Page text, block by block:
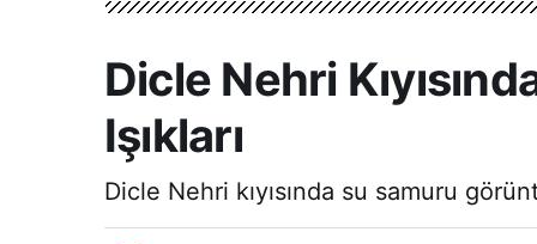
Dicle Nehri
Işıkları
Dicle Nehri kıyısında su samuru